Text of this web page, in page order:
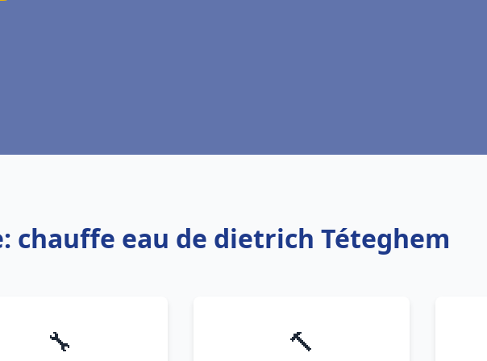
chauffe eau de dietrich Téteghem
🔧 🔨